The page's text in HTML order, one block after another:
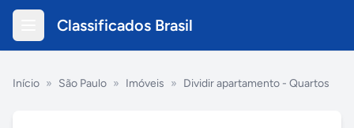
Classificados Brasil
Início » São Paulo » Imóveis » Dividir apartamento - Quartos